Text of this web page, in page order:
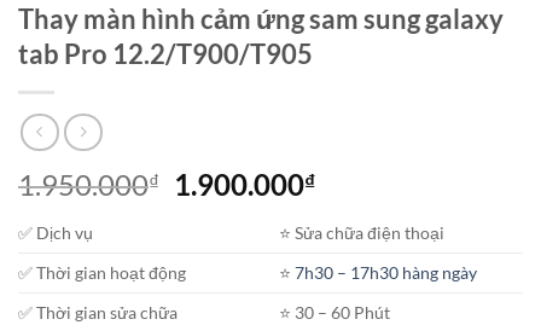
Thay màn hình cảm ứng sam sung galaxy
tab Pro 12.2/T900/T905
1.950.000₫
Giá
1.950.000₫.
1.900.000₫Giá
tại
là:
1.900.000₫.
✅ Dịch vụ
⭐️ Sửa chữa điện thoại
✅ Thời gian hoạt động
⭐️7h30 – 17h30 hàng ngày
✅ Thời gian sửa chữa
⭐️ 30 – 60 Phút